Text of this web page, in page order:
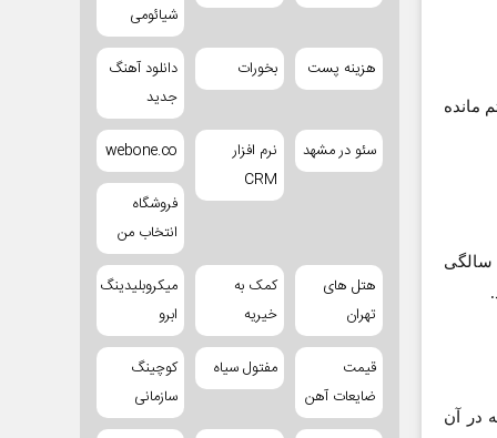
مانده
«نرگسی در شنزاری». من شعرهایم را جمع نکرده بودم. اولین شعرم را در 14 سالگی
در آن
شیائومی
هزینه پست بخورات
دانلود آهنگ
جدید
سئو در مشهد
نرم افزار
CRM
webone.co
فروشگاه
انتخاب من
هتل های
تهران
کمک به
خیریه
میکروبلیدینگ
ابرو
قیمت
ضایعات آهن
مفتول سیاه
کوچینگ
سازمانی